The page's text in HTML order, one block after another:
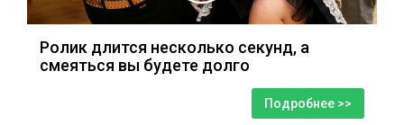
Ролик длится несколько секунд, а
смеяться вы будете долго
Подробнее >>